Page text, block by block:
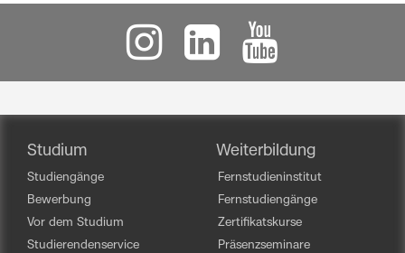
Studium
Studiengänge
Bewerbung
Vor dem Studium
Studierendenservice
Weiterbildung
Fernstudieninstitut
Fernstudiengänge
Zertifikatskurse
Präsenzseminare